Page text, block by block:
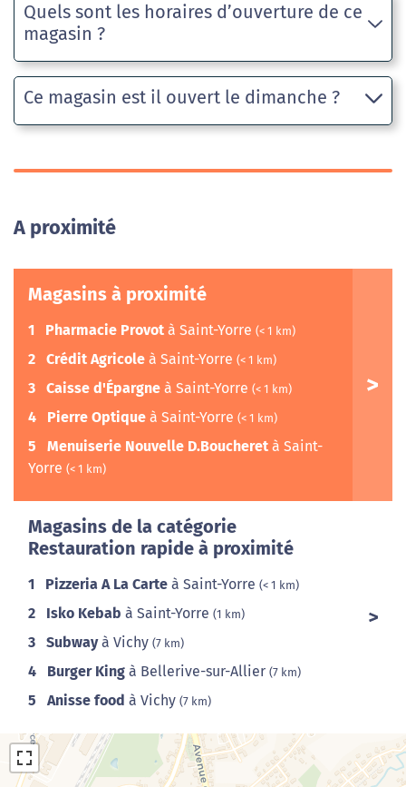
Quels sont les horaires d’ouverture de ce
magasin ?
Ce magasin est il ouvert le dimanche ?
A proximité
Magasins à proximité
1 Pharmacie Provot à Saint-Yorre (< 1 km)
2 Crédit Agricole à Saint-Yorre (< 1 km)
3 Caisse d'Épargne à Saint-Yorre (< 1 km)
4 Pierre Optique à Saint-Yorre (< 1 km)
5 Menuiserie Nouvelle D.Boucheret à Saint-
Yorre (< 1 km)
Magasins de la catégorie
Restauration rapide à proximité
1 Pizzeria A La Carte à Saint-Yorre (< 1 km)
2 Isko Kebab à Saint-Yorre (1 km)
3 Subwayà Vichy (7 km)
4 Burger King à Bellerive-sur-Allier (7 km)
5 Anisse food à Vichy (7 km)